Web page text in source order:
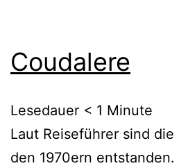
Coudalere
Lesedauer < 1 Minute
Laut Reiseführer sind
den 1970ern entstanden.